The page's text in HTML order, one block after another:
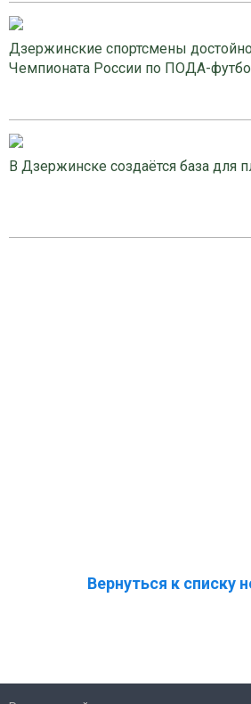
Дзержинские спортсмены
Чемпионата России по ПОДА-
В Дзержинске создаётся база для
Вернуться к списку